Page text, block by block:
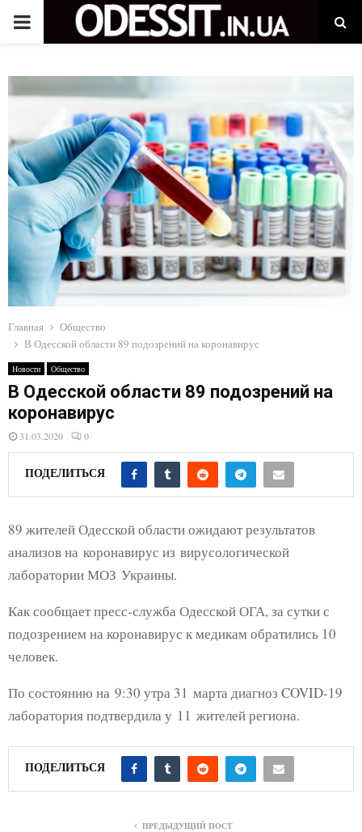
P
M
A
R
Y
M
E
N
U
Главная
Общество
В Одесской области 89 подозрений на коронавирус
Новости Общество
В Одесской области 89 подозрений на
коронавирус
31.03.2020 0
ПОДЕЛИТЬСЯ
89 жителей Одесской области ожидают результатов
анализов на коронавирус из вирусологической
лаборатории МОЗ Украины.
Как сообщает пресс-служба Одесской ОГА, за сутки с
подозрением на коронавирус к медикам обратились 10
человек.
По состоянию на 9:30 утра 31 марта диагноз COVID-19
лаборатория подтвердила у 11 жителей региона.
ПОДЕЛИТЬСЯ
ПРЕДЫДУЩИЙ ПОСТ